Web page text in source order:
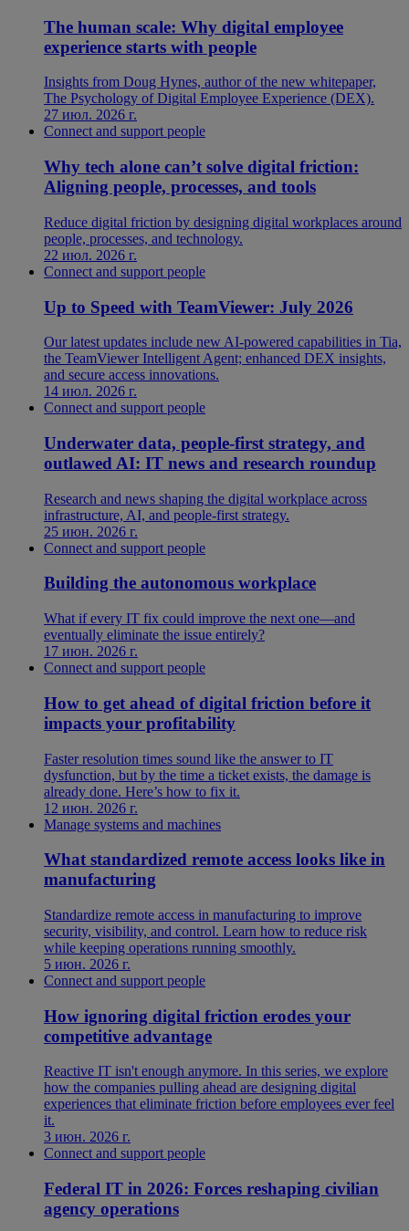
The human scale: Why digital employee
experience starts with people
Insights from Doug Hynes, author of the new whitepaper,
The Psychology of Digital Employee Experience (DEX).
27 июл. 2026 г.
Connect and support people
Why tech alone can’t solve digital friction:
Aligning people, processes, and tools
Reduce digital friction by designing digital workplaces around
people, processes, and technology.
22 июл. 2026 г.
Connect and support people
Up to Speed with TeamViewer: July 2026
Our latest updates include new AI-powered capabilities in Tia,
the TeamViewer Intelligent Agent; enhanced DEX insights,
and secure access innovations.
14 июл. 2026 г.
Connect and support people
Underwater data, people-first strategy, and
outlawed AI: IT news and research roundup
Research and news shaping the digital workplace across
infrastructure, AI, and people-first strategy.
25 июн. 2026 г.
Connect and support people
Building the autonomous workplace
What if every IT fix could improve the next one—and
eventually eliminate the issue entirely?
17 июн. 2026 г.
Connect and support people
How to get ahead of digital friction before it
impacts your profitability
Faster resolution times sound like the answer to IT
dysfunction, but by the time a ticket exists, the damage is
already done. Here’s how to fix it.
12 июн. 2026 г.
Manage systems and machines
What standardized remote access looks like in
manufacturing
Standardize remote access in manufacturing to improve
security, visibility, and control. Learn how to reduce risk
while keeping operations running smoothly.
5 июн. 2026 г.
Connect and support people
How ignoring digital friction erodes your
competitive advantage
Reactive IT isn't enough anymore. In this series, we explore
how the companies pulling ahead are designing digital
experiences that eliminate friction before employees ever feel
it.
3 июн. 2026 г.
Connect and support people
Federal IT in 2026: Forces reshaping civilian
agency operations